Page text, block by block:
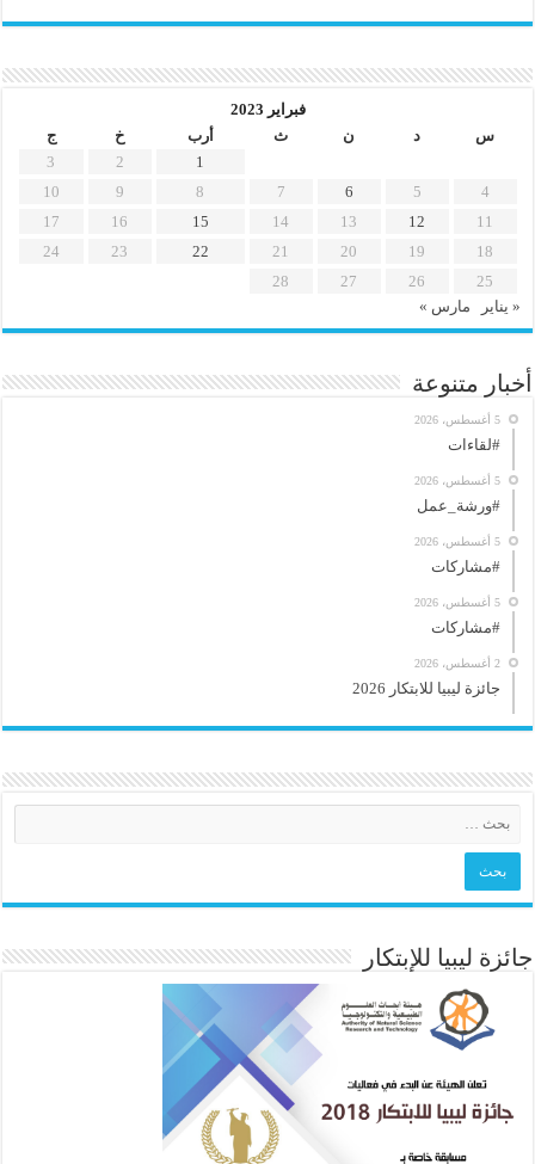
فبراير 2023
س
د ن ث أرب خ
ج
1
2
3
4
5
6
7
8
9
10
11
12
13
14
15
16
17
18
19
20
21
22
23
24
25
26
27
28
« يناير
مارس »
أخبار متنوعة
5 أغسطس، 2026
#لقاءات
5 أغسطس، 2026
#ورشة_عمل
5 أغسطس، 2026
#مشاركات
5 أغسطس، 2026
#مشاركات
2 أغسطس، 2026
جائزة ليبيا للابتكار 2026
جائزة ليبيا للإبتكار